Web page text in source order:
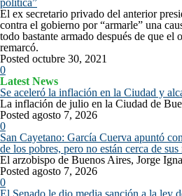
política”
El ex secretario privado del anterior
contra el gobierno por “armarle” una
todo bastante armado después de que
remarcó.
Posted octubre 30, 2021
0
Latest News
Se aceleró la inflación en la Ciudad y
La inflación de julio en la Ciudad de
Posted agosto 7, 2026
0
San Cayetano: García Cuerva apuntó
de los pobres, pero no están cerca de sus
El arzobispo de Buenos Aires, Jorge
Posted agosto 7, 2026
0
El Senado le dio media sanción a la ley